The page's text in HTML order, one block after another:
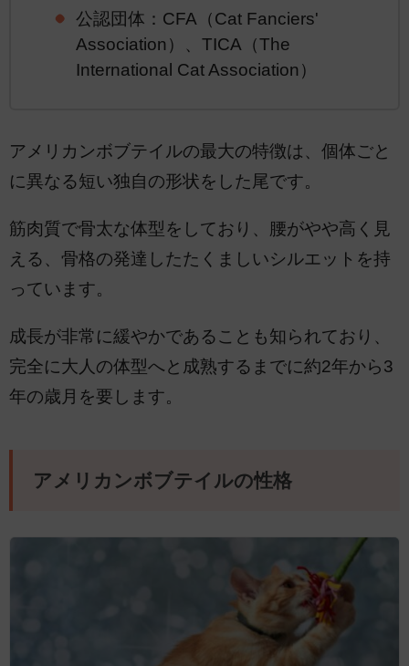
公認団体：CFA（Cat Fanciers'
Association）、TICA（The
International Cat Association）
アメリカンボブテイルの最大の特徴は、個体ごと
に異なる短い独自の形状をした尾です。
筋肉質で骨太な体型をしており、腰がやや高く見
える、骨格の発達したたくましいシルエットを持
っています。
成長が非常に緩やかであることも知られており、
完全に大人の体型へと成熟するまでに約2年から3
年の歳月を要します。
アメリカンボブテイルの性格